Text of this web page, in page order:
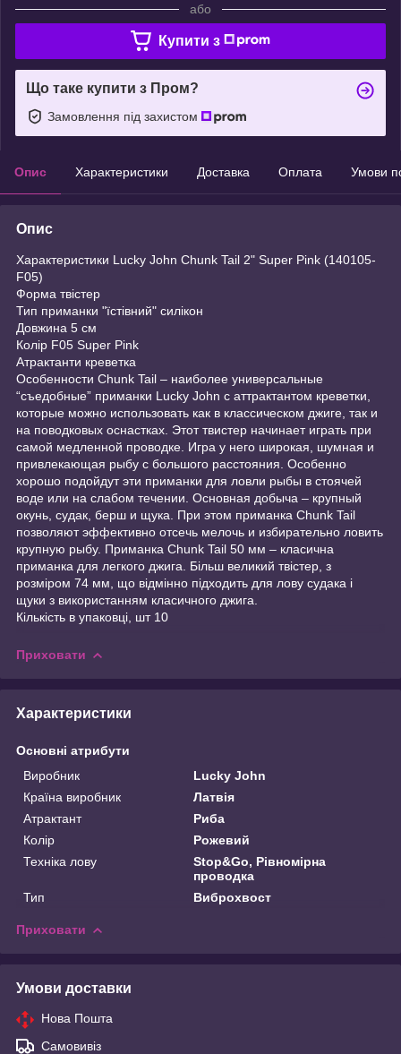
або
Купити з
Що таке купити з Пром?
Замовлення під захистом
Опис Характеристики Доставка Оплата Умови
Опис
Характеристики Lucky John Chunk Tail 2" Super Pink (140105-
F05)
Форма твістер
Тип приманки "їстівний" силікон
Довжина 5 см
Колір F05 Super Pink
Атрактанти креветка
Особенности Chunk Tail – наиболее универсальные
“съедобные” приманки Lucky John с аттрактантом креветки,
которые можно использовать как в классическом джиге, так и
на поводковых оснастках. Этот твистер начинает играть при
самой медленной проводке. Игра у него широкая, шумная и
привлекающая рыбу с большого расстояния. Особенно
хорошо подойдут эти приманки для ловли рыбы в стоячей
воде или на слабом течении. Основная добыча – крупный
окунь, судак, берш и щука. При этом приманка Chunk Tail
позволяют эффективно отсечь мелочь и избирательно ловить
крупную рыбу. Приманка Chunk Tail 50 мм – класична
приманка для легкого джига. Більш великий твістер, з
розміром 74 мм, що відмінно підходить для лову судака і
щуки з використанням класичного джига.
Кількість в упаковці, шт 10
Приховати
Характеристики
Основні атрибути
Виробник
Lucky John
Країна виробник
Латвія
Атрактант
Риба
Колір
Рожевий
Техніка лову
Stop&Go, Рівномірна
проводка
Тип
Виброхвост
Приховати
Умови доставки
Нова Пошта
Самовивіз